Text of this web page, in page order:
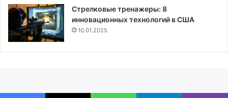
Стрелковые тренажеры: 8
инновационных технологий в США
10.01.2025